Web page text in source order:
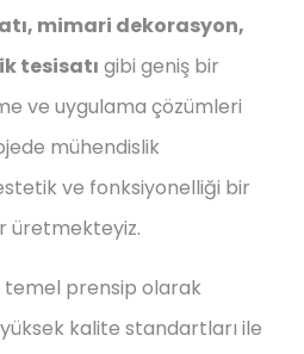
mimari dekorasyon,
tesisatı gibi geniş bir
ve uygulama çözümleri
mühendislik
ve fonksiyonelliği bir
üretmekteyiz.
prensip olarak
kalite standartları ile